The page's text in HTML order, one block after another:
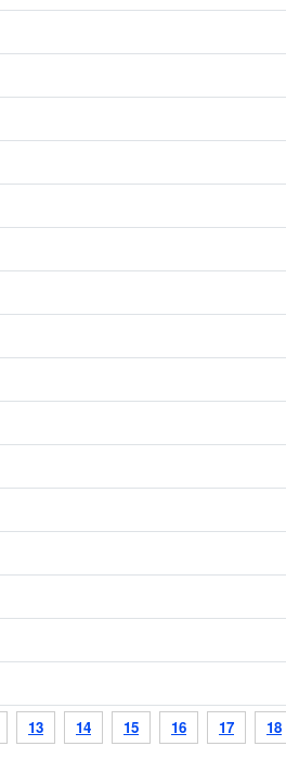
13 14 15 16 17
18